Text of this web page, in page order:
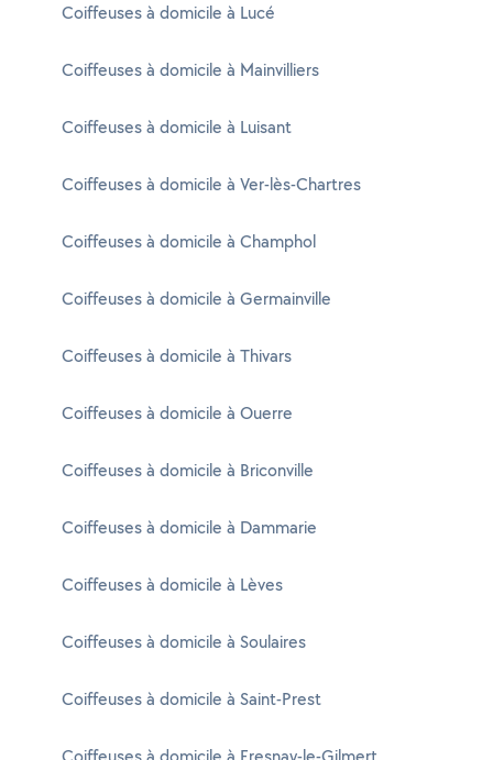
Coiffeuses à domicile à Lucé
Coiffeuses à domicile à Mainvilliers
Coiffeuses à domicile à Luisant
Coiffeuses à domicile à Ver-lès-Chartres
Coiffeuses à domicile à Champhol
Coiffeuses à domicile à Germainville
Coiffeuses à domicile à Thivars
Coiffeuses à domicile à Ouerre
Coiffeuses à domicile à Briconville
Coiffeuses à domicile à Dammarie
Coiffeuses à domicile à Lèves
Coiffeuses à domicile à Soulaires
Coiffeuses à domicile à Saint-Prest